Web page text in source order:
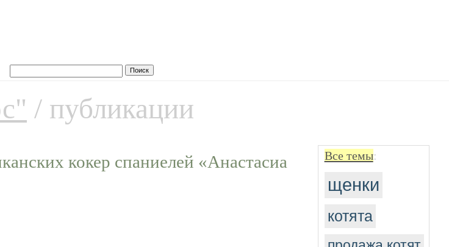
/ публикации
Все темы:
щенки
котята
кокер спаниелей «Анастасиа